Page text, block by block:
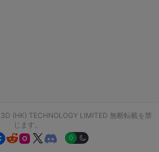
(HK) TECHNOLOGY LIMITED 無断転載を禁
じます。
  